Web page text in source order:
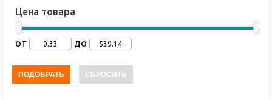
Цена товара
от до
ПОДОБРАТЬ СБРОСИТЬ